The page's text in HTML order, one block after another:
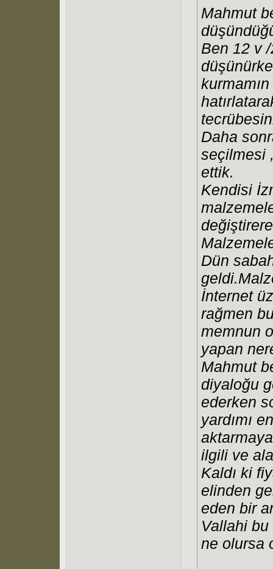
Mahmut
Ben 12 v
Daha
seçilmesi
ettik.
Kendisi
Dün
İnternet
rağmen
memnun
yapan
Mahmut
diyaloğu
ederken
yardımı
ilgili ve
Kaldı ki
elinden
eden bir
Vallahi bu
ne olursa